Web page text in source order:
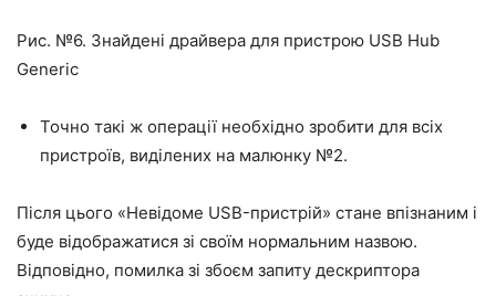
Рис. №6. Знайдені драйвера для пристрою USB Hub
Generic
Точно такі ж операції необхідно зробити для всіх
пристроїв, виділених на малюнку №2.
Після цього «Невідоме USB-пристрій» стане впізнаним і
буде відображатися зі своїм нормальним назвою.
Відповідно, помилка зі збоєм запиту дескриптора